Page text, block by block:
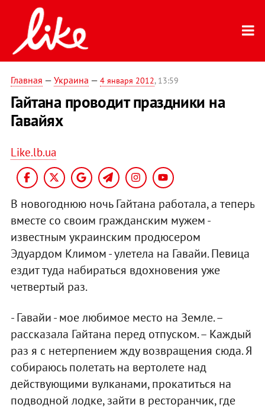
Главная — Украина — 4 января 2012, 13:59
Гайтана проводит праздники на
Гавайях
Like.lb.ua
В новогоднюю ночь Гайтана работала, а теперь
вместе со своим гражданским мужем -
известным украинским продюсером
Эдуардом Климом - улетела на Гавайи. Певица
ездит туда набираться вдохновения уже
четвертый раз.
- Гавайи - мое любимое место на Земле. –
рассказала Гайтана перед отпуском. – Каждый
раз я с нетерпением жду возвращения сюда. Я
собираюсь полетать на вертолете над
действующими вулканами, прокатиться на
подводной лодке, зайти в ресторанчик, где